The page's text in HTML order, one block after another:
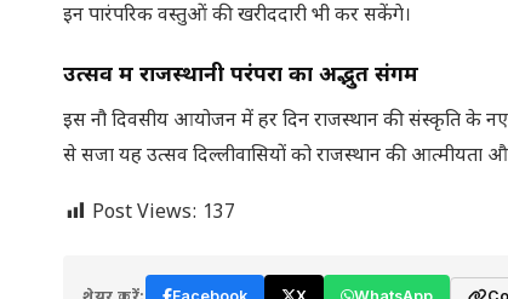
इन पारंपरिक वस्तुओं की खरीददारी भी कर सकेंगे।
उत्सव में राजस्थानी परंपरा का अद्भुत संगम
इस नौ दिवसीय आयोजन में हर दिन राजस्थान की संस्कृति के
से सजा यह उत्सव दिल्लीवासियों को राजस्थान की आत्मीयता
Post Views: 137